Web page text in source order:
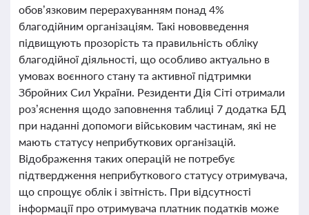
обов’язковим перерахуванням понад 4%
благодійним організаціям. Такі нововведення
підвищують прозорість та правильність обліку
благодійної діяльності, що особливо актуально в
умовах воєнного стану та активної підтримки
Збройних Сил України. Резиденти Дія Сіті отримали
роз’яснення щодо заповнення таблиці 7 додатка БД
при наданні допомоги військовим частинам, які не
мають статусу неприбуткових організацій.
Відображення таких операцій не потребує
підтвердження неприбуткового статусу отримувача,
що спрощує облік і звітність. При відсутності
інформації про отримувача платник податків може